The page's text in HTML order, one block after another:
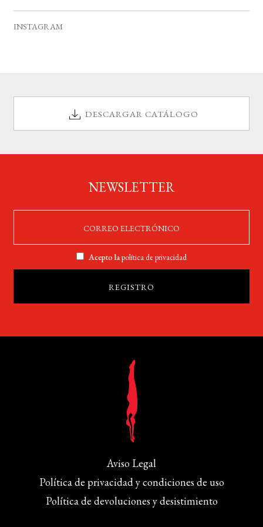
e
INSTAGRAM
DESCARGAR CATÁLOGO
NEWSLETTER
Acepto lapolítica de privacidad
Aviso Legal
Política de privacidad y condiciones de uso
Política de devoluciones y desistimiento